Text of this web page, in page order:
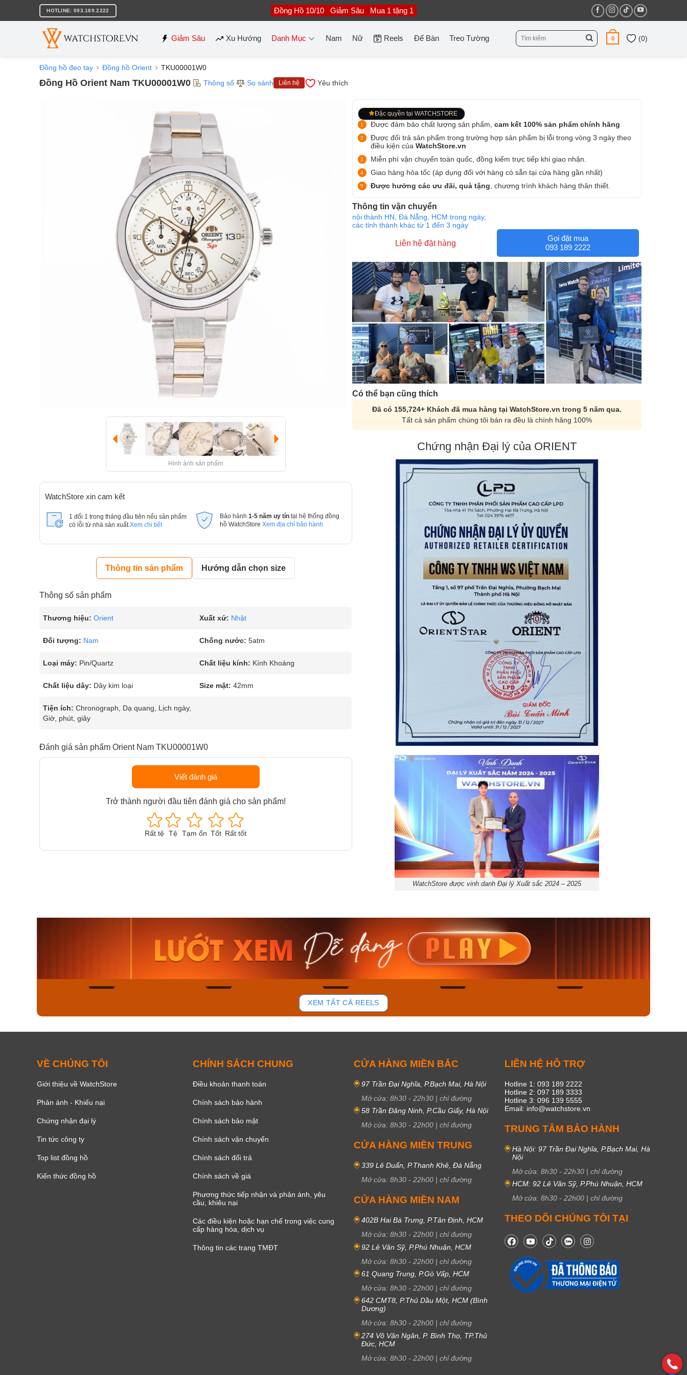
nội
HOTLINE: 093.189.2222 Đồng Hồ 10/10 Giảm Sâu Mua 1 tặng 1
Giảm Sâu Xu Hướng Danh Mục Nam Nữ Reels Để Bàn Treo Tường
Tìm
kiếm:
0 (0)
Đồng hồ đeo tay Đồng hồ Orient TKU00001W0
Đồng Hồ Orient Nam TKU00001W0 Thông số So sánh Liên hệ Yêu thích
Hình ảnh sản phẩm
WatchStore xin cam kết
1 đổi 1 trong tháng đầu tiên nếu sản phẩm
có lỗi từ nhà sản xuất. Xem chi tiết
Bảo hành 1-5 năm uy tín tại hệ thống đồng
hồ WatchStore Xem địa chỉ bảo hành
Thông tin sản phẩm Hướng dẫn chọn size
Thông số sản phẩm
Thương hiệu: Orient Xuất xứ: Nhật
Đối tượng: Nam Chống nước: 5atm
Loại máy: Pin/Quartz Chất liệu kính: Kính Khoáng
Chất liệu dây: Dây kim loại Size mặt: 42mm
Tiện ích: Chronograph, Dạ quang, Lịch ngày,
Giờ, phút, giây
Đánh giá sản phẩm Orient Nam TKU00001W0
Viết đánh giá
Trở thành người đầu tiên đánh giá cho sản phẩm!
Rất tệ Tệ Tạm ổn Tốt Rất tốt
Đặc quyền tại WATCHSTORE
Được đảm bảo chất lượng sản phẩm, cam kết 100% sản phẩm chính hãng
Được đổi trả sản phẩm trong trường hợp sản phẩm bị lỗi trong vòng 3 ngày theo
điều kiện của WatchStore.vn
Miễn phí vận chuyển toàn quốc, đồng kiểm trực tiếp khi giao nhận.
Giao hàng hỏa tốc (áp dụng đối với hàng có sẵn tại cửa hàng gần nhất)
Được hưởng các ưu đãi, quà tặng , chương trình khách hàng thân thiết.
Thông tin vận chuyển
nội thành HN, Đà Nẵng, HCM trong ngày,
các tỉnh thành khác từ 1 đến 3 ngày
Liên hệ đặt hàng
Gọi đặt mua
093 189 2222
Có thể bạn cũng thích
Đã có 155,724+ Khách đã mua hàng tại WatchStore.vn trong 5 năm qua.
Tất cả sản phẩm chúng tôi bán ra đều là chính hãng 100%
Chứng nhận Đại lý của ORIENT
WatchStore được vinh danh Đại lý Xuất sắc 2024 – 2025
Casio Nam MTS-
115D-1AVDF
2.823.000₫
2.399.550₫
Mua ngay
37
Casio Nam MTS-
RS100L-1AVDF
4.276.000₫
3.634.600₫
Casio Unisex AQ-
230EL-1ADF
2.117.000₫
1.799.450₫
Mua ngay
XEM TẤT CẢ REELS
VỀ CHÚNG TÔI
Giới thiệu về WatchStore
Phản ánh - Khiếu nại
Chứng nhận đại lý
Tin tức công ty
Top list đồng hồ
Kiến thức đồng hồ
CHÍNH SÁCH CHUNG
Điều khoản thanh toán
Chính sách bảo hành
Chính sách bảo mật
Chính sách vận chuyển
Chính sách đổi trả
Chính sách về giá
Phương thức tiếp nhận và phản ánh, yêu
cầu, khiêu nại
Các điều kiện hoặc hạn chế trong việc cung
cấp hàng hóa, dịch vụ
Thông tin các trang TMĐT
CỬA HÀNG MIỀN BẮC
97 Trần Đại Nghĩa, P.Bạch Mai, Hà Nội
Mở cửa: 8h30 - 22h30 | chỉ đường
58 Trần Đăng Ninh, P.Cầu Giấy, Hà Nội
Mở cửa: 8h30 - 22h00 | chỉ đường
CỬA HÀNG MIỀN TRUNG
339 Lê Duẩn, P.Thanh Khê, Đà Nẵng
Mở cửa: 8h30 - 22h00 | chỉ đường
CỬA HÀNG MIỀN NAM
402B Hai Bà Trưng, P.Tân Định, HCM
Mở cửa: 8h30 - 22h00 | chỉ đường
92 Lê Văn Sỹ, P.Phú Nhuận, HCM
Mở cửa: 8h30 - 22h00 | chỉ đường
61 Quang Trung, P.Gò Vấp, HCM
Mở cửa: 8h30 - 22h00 | chỉ đường
642 CMT8, P.Thủ Dầu Một, HCM (Bình
Dương)
Mở cửa: 8h30 - 22h00 | chỉ đường
274 Võ Văn Ngân, P. Bình Thọ, TP.Thủ
Đức, HCM
Mở cửa: 8h30 - 22h00 | chỉ đường
LIÊN HỆ HỖ TRỢ
Hotline 1: 093 189 2222
Hotline 2: 097 189 3333
Hotline 3: 096 139 5555
Email: info@watchstore.vn
TRUNG TÂM BẢO HÀNH
Hà Nội: 97 Trần Đại Nghĩa, P.Bạch Mai, Hà
Nội
Mở cửa: 8h30 - 22h30 | chỉ đường
HCM: 92 Lê Văn Sỹ, P.Phú Nhuận, HCM
Mở cửa: 8h30 - 22h00 | chỉ đường
THEO DÕI CHÚNG TÔI TẠI